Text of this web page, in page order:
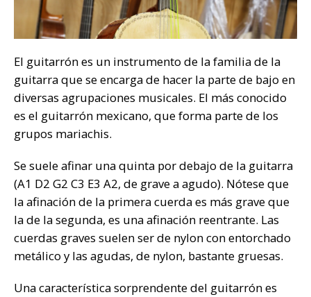
El guitarrón es un instrumento de la familia de la
guitarra que se encarga de hacer la parte de bajo en
diversas agrupaciones musicales. El más conocido
es el guitarrón mexicano, que forma parte de los
grupos mariachis.
Se suele afinar una quinta por debajo de la guitarra
(A1 D2 G2 C3 E3 A2, de grave a agudo). Nótese que
la afinación de la primera cuerda es más grave que
la de la segunda, es una afinación reentrante. Las
cuerdas graves suelen ser de nylon con entorchado
metálico y las agudas, de nylon, bastante gruesas.
Una característica sorprendente del guitarrón es